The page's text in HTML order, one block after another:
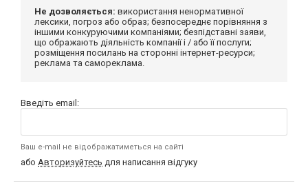
Не дозволяється: використання ненормативної
лексики, погроз або образ; безпосереднє порівняння з
іншими конкуруючими компаніями; безпідставні заяви,
що ображають діяльність компанії і / або її послуги;
розміщення посилань на сторонні інтернет-ресурси;
реклама та самореклама.
Введіть email:
Ваш e-mail не відображатиметься на сайті
або Авторизуйтесь для написання відгуку